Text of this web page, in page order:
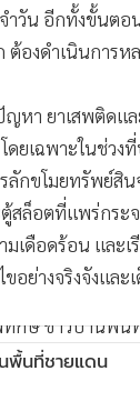
ำวัน อีกทั้งขั้นตอ
ต้องดำเนินการ
หา ยาเสพติดแ
ดยเฉพาะในช่ว
กขโมยทรัพย์สิน
สล็อตที่แพร่กระ
เดือดร้อน และเ
อย่างจริงจังและ
พื้นที่ชายแดน